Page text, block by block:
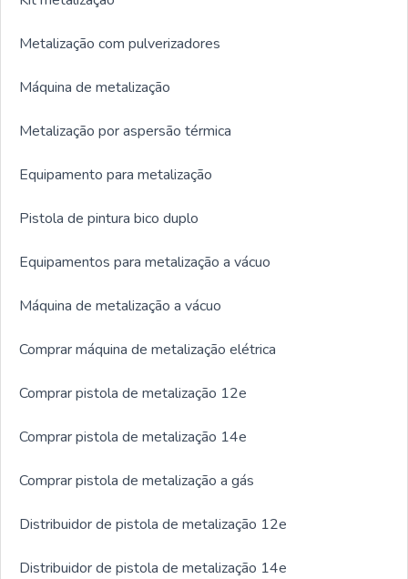
Metalização com pulverizadores
Máquina de metalização
Metalização por aspersão térmica
Equipamento para metalização
Pistola de pintura bico duplo
Equipamentos para metalização a vácuo
Máquina de metalização a vácuo
Comprar máquina de metalização elétrica
Comprar pistola de metalização 12e
Comprar pistola de metalização 14e
Comprar pistola de metalização a gás
Distribuidor de pistola de metalização 12e
Distribuidor de pistola de metalização 14e